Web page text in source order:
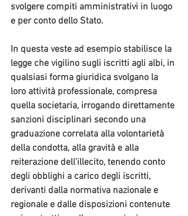
svolgere compiti amministrativi in luogo
e per conto dello Stato.
In questa veste ad esempio stabilisce la
legge che vigilino sugli iscritti agli albi, in
qualsiasi forma giuridica svolgano la
loro attività professionale, compresa
quella societaria, irrogando direttamente
sanzioni disciplinari secondo una
graduazione correlata alla volontarietà
della condotta, alla gravità e alla
reiterazione dell’illecito, tenendo conto
degli obblighi a carico degli iscritti,
derivanti dalla normativa nazionale e
regionale e dalle disposizioni contenute